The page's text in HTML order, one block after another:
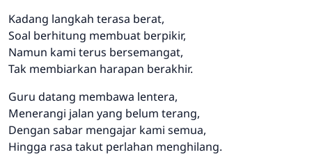
Kadang langkah terasa berat,
Soal berhitung membuat berpikir,
Namun kami terus bersemangat,
Tak membiarkan harapan berakhir.
Guru datang membawa lentera,
Menerangi jalan yang belum terang,
Dengan sabar mengajar kami semua,
Hingga rasa takut perlahan menghilang.